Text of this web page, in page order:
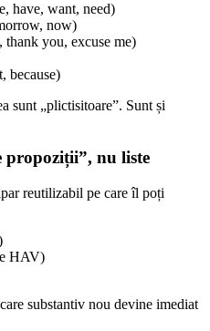
have, want, need)
now)
thank you, excuse me)
because)
sunt „plictisitoare”. Sunt și
propoziții”, nu liste
reutilizabil pe care îl poți
HAV)
substantiv nou devine imediat